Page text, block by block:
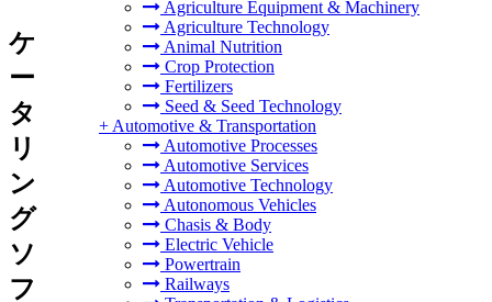
Agriculture Equipment & Machinery
Agriculture Technology
Animal Nutrition
Crop Protection
Fertilizers
Seed & Seed Technology
+ Automotive & Transportation
Automotive Processes
Automotive Services
Automotive Technology
Autonomous Vehicles
Chasis & Body
Electric Vehicle
Powertrain
Railways
ケ
ー
タ
リ
ン
グ
ソ
フ